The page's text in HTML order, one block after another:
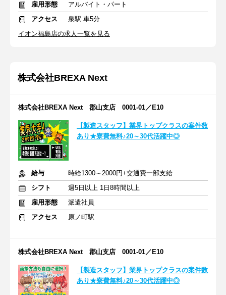
雇用形態
アルバイト・パート
アクセス
泉駅 車5分
イオン福島店の求人一覧を見る
株式会社BREXA Next
株式会社BREXA Next 郡山支店 0001-01／E10
【製造スタッフ】業界トップクラスの案件数
あり★寮費無料♪20～30代活躍中◎
給与
時給1300～2000円+交通費一部支給
シフト
週5日以上 1日8時間以上
雇用形態
派遣社員
アクセス
原ノ町駅
株式会社BREXA Next 郡山支店 0001-01／E10
【製造スタッフ】業界トップクラスの案件数
あり★寮費無料♪20～30代活躍中◎